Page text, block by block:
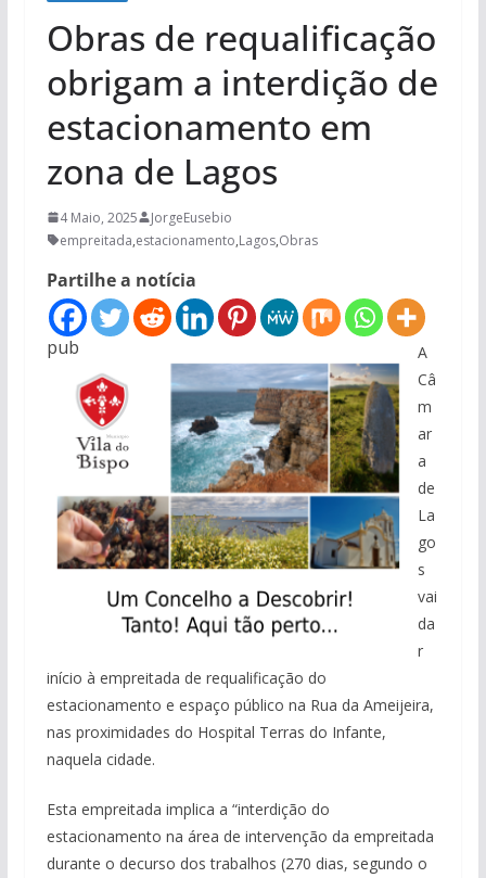
Obras de requalificação
obrigam a interdição de
estacionamento em
zona de Lagos
4 Maio, 2025
JorgeEusebio
empreitada,estacionamento,Lagos,Obras
Partilhe a notícia
pub
A
Câ
m
ar
a
de
La
go
s
vai
da
r
início à empreitada de requalificação do
estacionamento e espaço público na Rua da Ameijeira,
nas proximidades do Hospital Terras do Infante,
naquela cidade.
Esta empreitada implica a “interdição do
estacionamento na área de intervenção da empreitada
durante o decurso dos trabalhos (270 dias, segundo o